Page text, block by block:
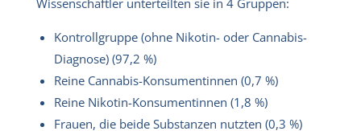
Kontrollgruppe (ohne Nikotin- oder Cannabis-
Diagnose) (97,2 %)
Reine Cannabis-Konsumentinnen (0,7 %)
Reine Nikotin-Konsumentinnen (1,8 %)
Frauen, die beide Substanzen nutzten (0,3 %)